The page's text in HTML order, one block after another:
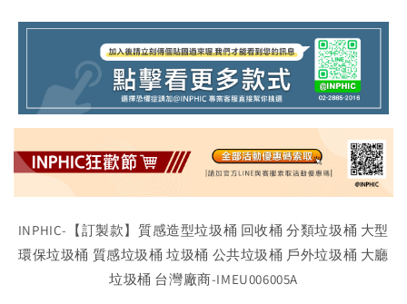
INPHIC-【訂製款】質感造型垃圾桶 回收桶 分類垃圾桶 大型
環保垃圾桶 質感垃圾桶 垃圾桶 公共垃圾桶 戶外垃圾桶 大廳
垃圾桶 台灣廠商-IMEU006005A